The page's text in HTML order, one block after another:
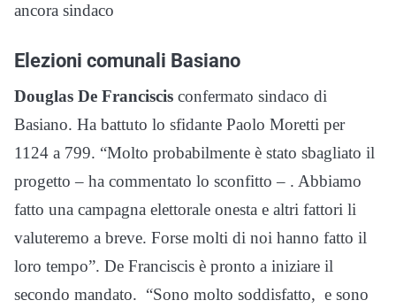
ancora sindaco
Elezioni comunali Basiano
Douglas De Franciscis confermato sindaco di
Basiano. Ha battuto lo sfidante Paolo Moretti per
1124 a 799. “Molto probabilmente è stato sbagliato il
progetto – ha commentato lo sconfitto – . Abbiamo
fatto una campagna elettorale onesta e altri fattori li
valuteremo a breve. Forse molti di noi hanno fatto il
loro tempo”. De Franciscis è pronto a iniziare il
secondo mandato. “Sono molto soddisfatto, e sono